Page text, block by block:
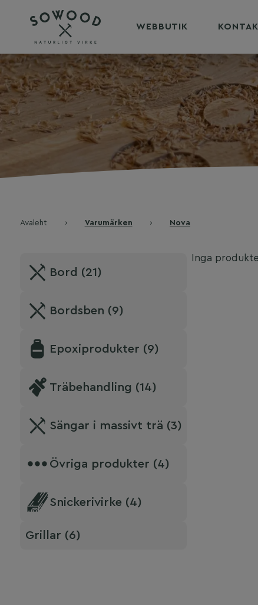
WEBBUTIK
Avaleht › Varumärken › Nova
Bord (21)
Bordsben (9)
Epoxiprodukter (9)
Träbehandling (14)
Sängar i massivt trä (3)
Övriga produkter (4)
Snickerivirke (4)
Grillar (6)
Inga